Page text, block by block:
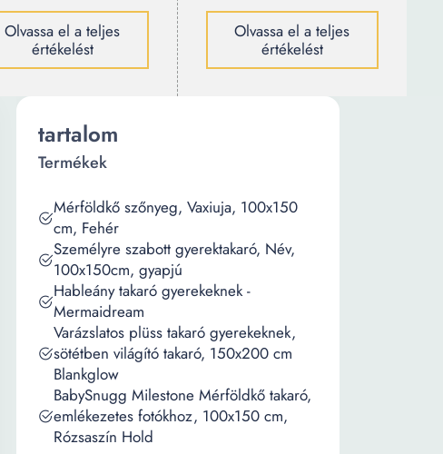
Olvassa el a teljes
értékelést
Olvassa el a teljes
értékelést
tartalom
Termékek
Mérföldkő szőnyeg, Vaxiuja, 100x150
cm, Fehér
Személyre szabott gyerektakaró, Név,
100x150cm, gyapjú
Hableány takaró gyerekeknek -
Mermaidream
Varázslatos plüss takaró gyerekeknek,
sötétben világító takaró, 150x200 cm
Blankglow
BabySnugg Milestone Mérföldkő takaró,
emlékezetes fotókhoz, 100x150 cm,
Rózsaszín Hold